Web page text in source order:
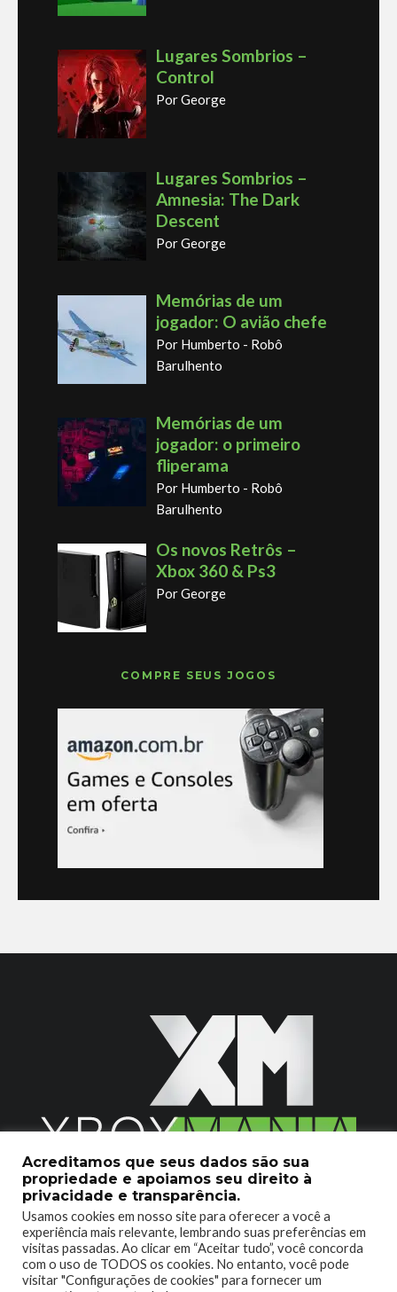
Lugares Sombrios –
Control
Por George
Lugares Sombrios –
Amnesia: The Dark
Descent
Por George
Memórias de um
jogador: O avião chefe
Por Humberto - Robô
Barulhento
Memórias de um
jogador: o primeiro
fliperama
Por Humberto - Robô
Barulhento
Os novos Retrôs –
Xbox 360 & Ps3
Por George
COMPRE SEUS JOGOS
2020 © Xboxmania. Todos os Direitos Reservados.
SOBRE O XBOX MANIA CONTATO
ENCONTROU UM PROBLEMA?
Acreditamos que seus dados são sua
propriedade e apoiamos seu direito à
privacidade e transparência.
Usamos cookies em nosso site para oferecer a você a
experiência mais relevante, lembrando suas preferências em
visitas passadas. Ao clicar em “Aceitar tudo”, você concorda
com o uso de TODOS os cookies. No entanto, você pode
visitar "Configurações de cookies" para fornecer um